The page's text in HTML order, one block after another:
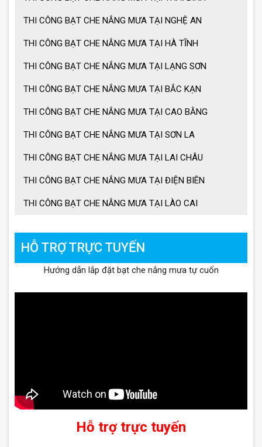
THI CÔNG BẠT CHE NẮNG MƯA TẠI NGHỆ AN
THI CÔNG BẠT CHE NẮNG MƯA TẠI HÀ TĨNH
THI CÔNG BẠT CHE NẮNG MƯA TẠI LẠNG SƠN
THI CÔNG BẠT CHE NẮNG MƯA TẠI BẮC KẠN
THI CÔNG BẠT CHE NẮNG MƯA TẠI CAO BẰNG
THI CÔNG BẠT CHE NẮNG MƯA TẠI SƠN LA
THI CÔNG BẠT CHE NẮNG MƯA TẠI LAI CHÂU
THI CÔNG BẠT CHE NẮNG MƯA TẠI ĐIỆN BIÊN
THI CÔNG BẠT CHE NẮNG MƯA TẠI LÀO CAI
HỖ TRỢ TRỰC TUYẾN
Hướng dẫn lắp đặt bạt che nắng mưa tự cuốn
Hỗ trợ trực tuyến